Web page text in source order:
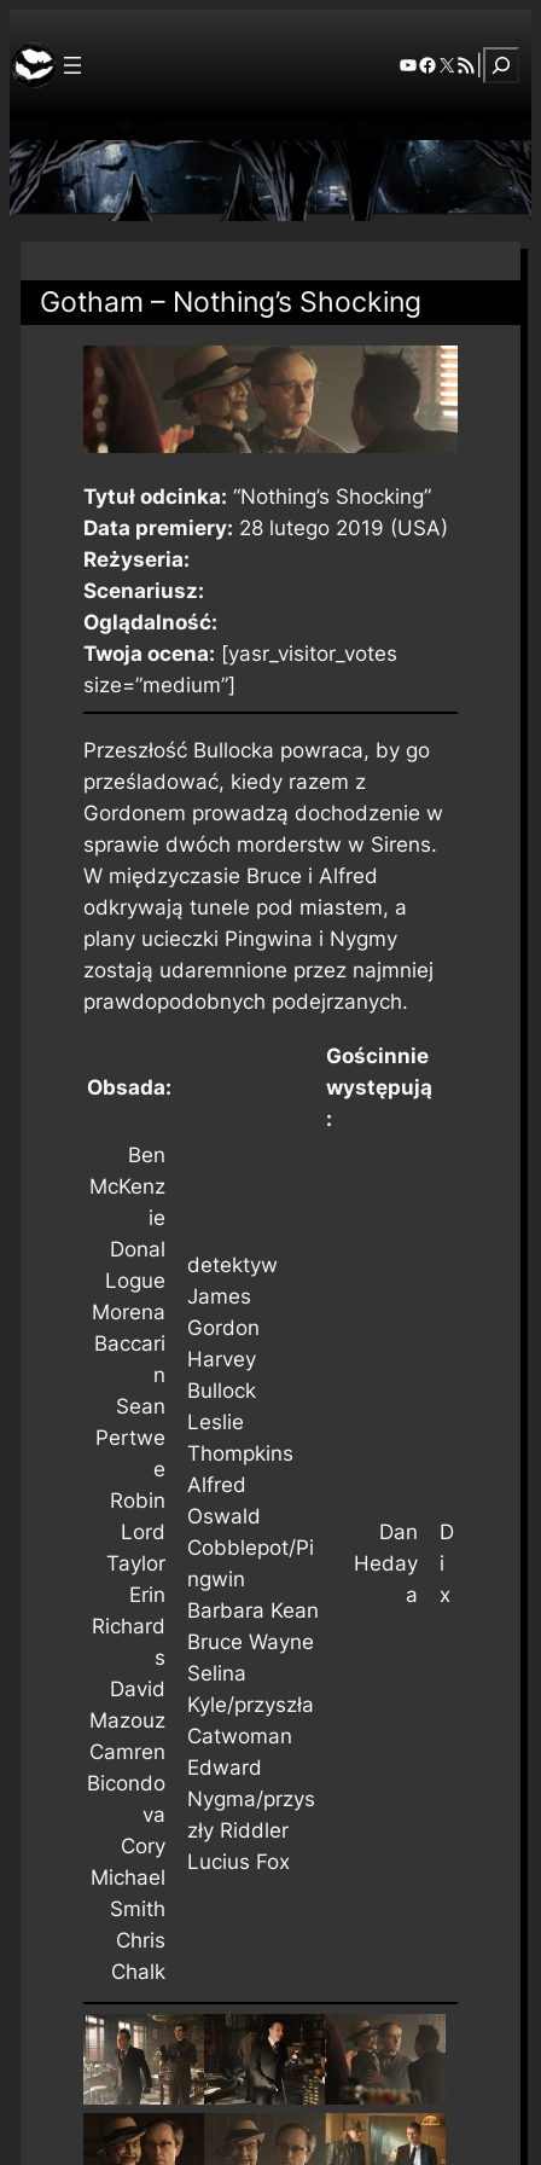
YouTube
Facebook
X RSS Feed
Gotham – Nothing’s Shocking
Tytuł odcinka: “Nothing’s Shocking”
Data premiery: 28 lutego 2019 (USA)
Reżyseria:
Scenariusz:
Oglądalność:
Twoja ocena: [yasr_visitor_votes
size=”medium”]
Przeszłość Bullocka powraca, by go
prześladować, kiedy razem z
Gordonem prowadzą dochodzenie w
sprawie dwóch morderstw w Sirens.
W międzyczasie Bruce i Alfred
odkrywają tunele pod miastem, a
plany ucieczki Pingwina i Nygmy
zostają udaremnione przez najmniej
prawdopodobnych podejrzanych.
Obsada:
Gościnnie
występują
:
Ben
McKenz
ie
Donal
Logue
Morena
Baccari
n
Sean
Pertwe
e
Robin
Lord
Taylor
Erin
Richard
s
David
Mazouz
Camren
Bicondo
va
Cory
Michael
Smith
Chris
Chalk
detektyw
James
Gordon
Harvey
Bullock
Leslie
Thompkins
Alfred
Oswald
Cobblepot/Pi
ngwin
Barbara Kean
Bruce Wayne
Selina
Kyle/przyszła
Catwoman
Edward
Nygma/przys
zły Riddler
Lucius Fox
Dan
Heday
a
D
i
x